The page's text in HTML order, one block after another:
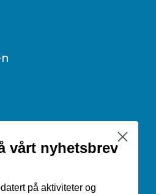
vårt nyhetsbrev
på aktiviteter og